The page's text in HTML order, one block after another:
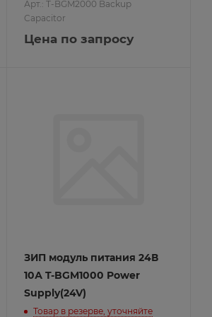
Арт.: T-BGM2000 Backup
Capacitor
Цена по запросу
ЗИП модуль питания 24В
10А T-BGM1000 Power
Supply(24V)
Товар в резерве, уточняйте